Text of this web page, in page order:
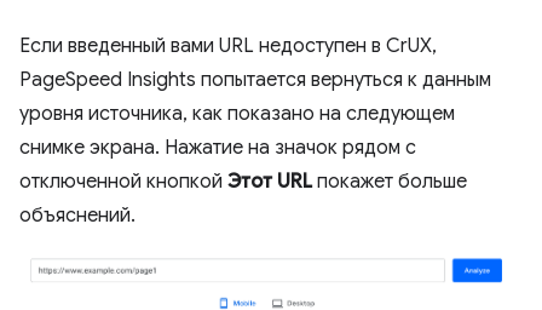
Если введенный вами URL недоступен в CrUX,
PageSpeed ​​Insights попытается вернуться к данным
уровня источника, как показано на следующем
снимке экрана. Нажатие на значок рядом с
отключенной кнопкой Этот URLпокажет больше
объяснений.